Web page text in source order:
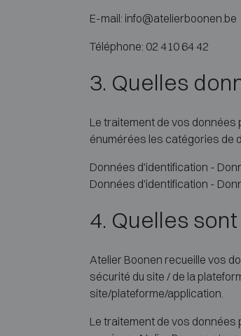
E-mail: info@atelierboonen.be
Téléphone: 02 410 64 42
3. Quelles
Le traitement de vos
énumérées les catégories de
Données d'identification -
Données d'identification -
4. Quelles
Atelier Boonen recueille vos
sécurité du site / de la
site/plateforme/application.
Le traitement de vos données